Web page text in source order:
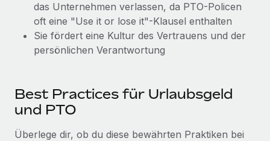
das Unternehmen verlassen, da PTO-Policen
oft eine "Use it or lose it"-Klausel enthalten
Sie fördert eine Kultur des Vertrauens und der
persönlichen Verantwortung
Best Practices für Urlaubsgeld
und PTO
Überlege dir, ob du diese bewährten Praktiken bei